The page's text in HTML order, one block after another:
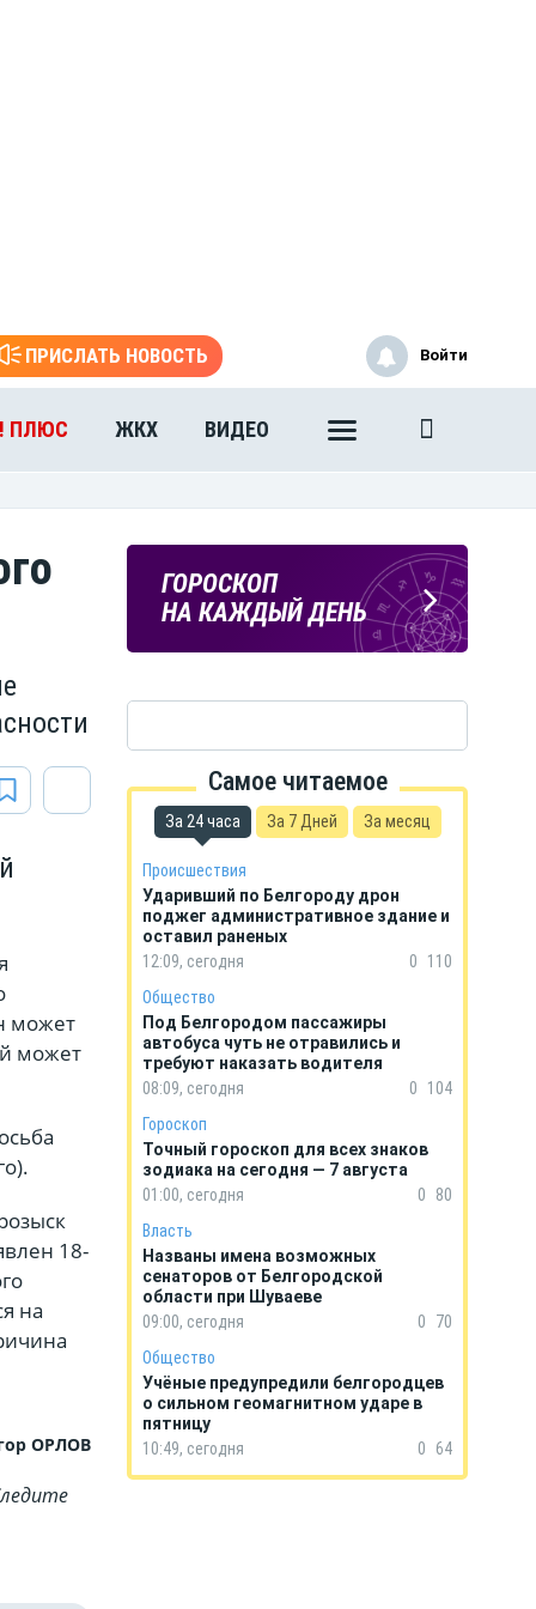
ПРИСЛАТЬ НОВОСТЬ
ПЛЮС ЖКХ ВИДЕО
Войти
может
может
18-
на
ОРЛОВ
ГОРОСКОП
НА КАЖДЫЙ ДЕНЬ
ПОГОДА
В БЕЛГОРОДЕ
Подпишись
на тг-канал
«МОЁ! Белгород»
Самое читаемое
За 24 часа За 7 Дней За месяц
Происшествия
Ударивший по Белгороду дрон
поджег административное здание и
оставил раненых
12:09, сегодня
0
110
Общество
Под Белгородом пассажиры
автобуса чуть не отравились и
требуют наказать водителя
08:09, сегодня
0
104
Гороскоп
Точный гороскоп для всех знаков
зодиака на сегодня — 7 августа
01:00, сегодня
0
80
Власть
Названы имена возможных
сенаторов от Белгородской
области при Шуваеве
09:00, сегодня
0
70
Общество
Учёные предупредили белгородцев
о сильном геомагнитном ударе в
пятницу
10:49, сегодня
0 64